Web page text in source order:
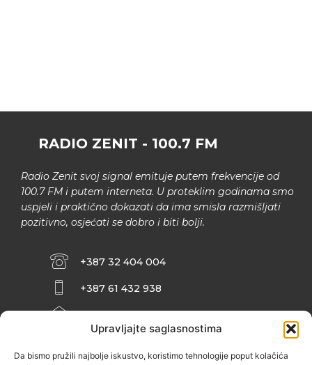
Upravljajte saglasnostima
Da bismo pružili najbolje iskustvo, koristimo tehnologije poput kolačića
RADIO ZENIT - 100.7 FM
Radio Zenit svoj signal emituje putem frekvencije od
100.7 FM i putem interneta. U proteklim godinama smo
uspjeli i praktično dokazati da ima smisla razmišljati
pozitivno, osjećati se dobro i biti bolji.
+387 32 404 004
+387 61 432 938
INFO@ZENIT.BA
ZENIČANKA, 3. SPRAT), 72000 ZENICA